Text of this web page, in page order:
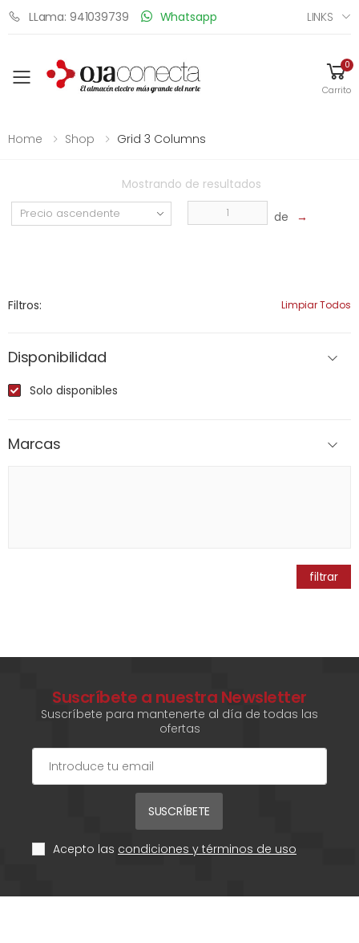
LLama: 941039739 Whatsapp LINKS
Toggle mobile menu
0
Carrito
Home Shop Grid 3 Columns
Mostrando de resultados
de →
Filtros: Limpiar Todos
Disponibilidad
Solo disponibles
Marcas
filtrar
Suscríbete a nuestra Newsletter
Suscríbete para mantenerte al día de todas las
ofertas
SUSCRÍBETE
Acepto las condiciones y términos de uso